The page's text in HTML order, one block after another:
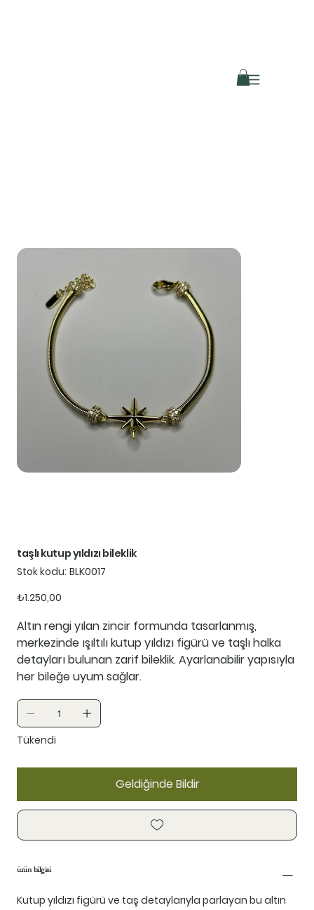
taşlı kutup yıldızı bileklik
Stok kodu: Stok
kodu:
BLK0017
Fiyat
₺1.250,00
Altın rengi yılan zincir formunda tasarlanmış,
merkezinde ışıltılı kutup yıldızı figürü ve taşlı halka
detayları bulunan zarif bileklik. Ayarlanabilir yapısıyla
her bileğe uyum sağlar.
Tükendi
Geldiğinde Bildir
ürün bilgisi
Kutup yıldızı figürü ve taş detaylarıyla parlayan bu altın